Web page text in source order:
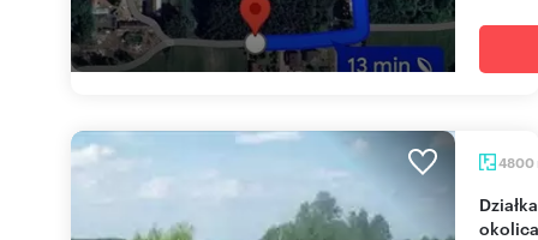
4800
Działka pod 4 domy w Radomiu - spokojna